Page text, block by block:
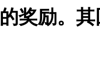
奖励。